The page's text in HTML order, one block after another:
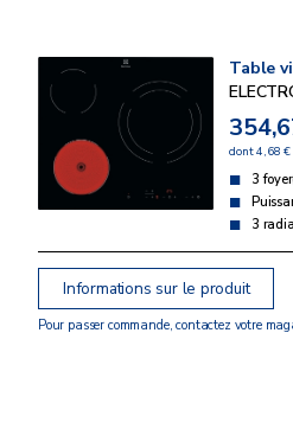
Table
dont 4,68 €
3
3
Informations sur le produit
Pour passer commande, contactez votre